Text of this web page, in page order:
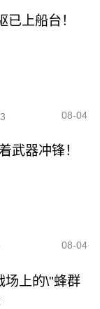
上船台！
08-04
武器冲锋！
08-04
场上的\"蜂群